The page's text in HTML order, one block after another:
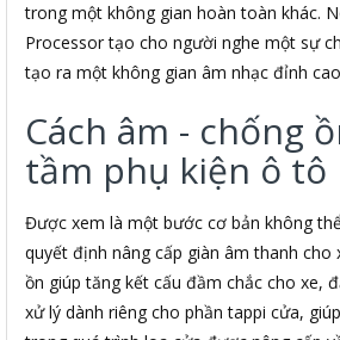
trong một không gian hoàn toàn khác.
Processor tạo cho người nghe một sự
tạo ra một không gian âm nhạc đỉnh
Cách âm - chống
tầm phụ kiện ô tô
Được xem là một bước cơ bản không
quyết định nâng cấp giàn âm thanh cho
ồn giúp tăng kết cấu đầm chắc cho xe,
xử lý dành riêng cho phần tappi cửa,